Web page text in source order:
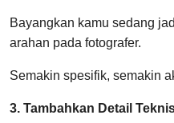
Bayangkan kamu sedang
arahan pada fotografer.
Semakin spesifik, semakin
3. Tambahkan Detail